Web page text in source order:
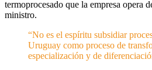
termoprocesado que la empresa opera
ministro.
“No es el espíritu subsidiar
Uruguay como proceso de
especialización y de